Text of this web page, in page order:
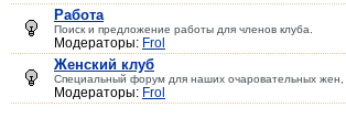
Работа
Поиск и предложение работы для членов клуба.
Модераторы: Frol
Женский клуб
Специальный форум для наших очаровательных жен,
Модераторы: Frol